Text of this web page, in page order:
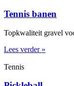
Tennis banen
Topkwaliteit gravel
Lees verder »
Tennis